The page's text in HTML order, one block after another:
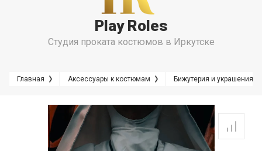
Play Roles
Студия проката костюмов в Иркутске
Главная Аксессуары к костюмам Бижутерия и украшения